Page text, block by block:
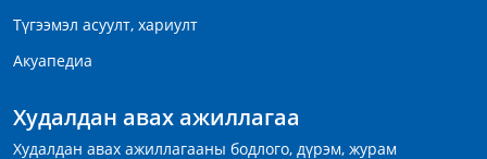
Түгээмэл асуулт, хариулт
Акуапедиа
Худалдан авах ажиллагаа
Худалдан авах ажиллагааны бодлого, дүрэм, журам